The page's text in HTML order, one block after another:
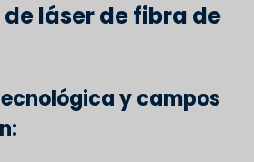
láser de fibra de
y campos